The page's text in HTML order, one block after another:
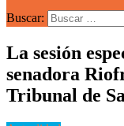
Buscar:
La sesión
senadora
Tribunal de